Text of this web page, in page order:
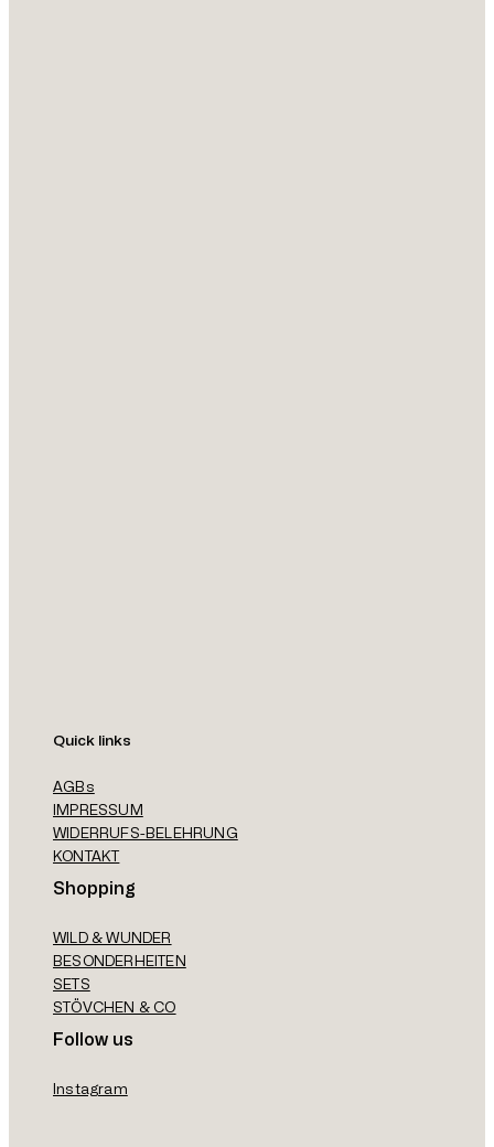
Quick links
AGBs
IMPRESSUM
WIDERRUFS-BELEHRUNG
KONTAKT
Shopping
WILD & WUNDER
BESONDERHEITEN
SETS
STÖVCHEN & CO
Follow us
Instagram